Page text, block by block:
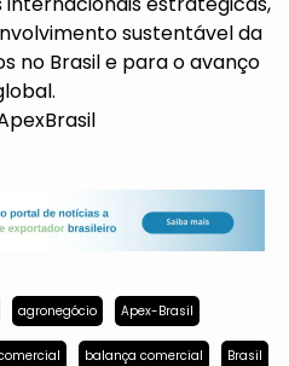
sustentável da
no Brasil e para o avanço
agronegócio Apex-Brasil
balança comercial Brasil